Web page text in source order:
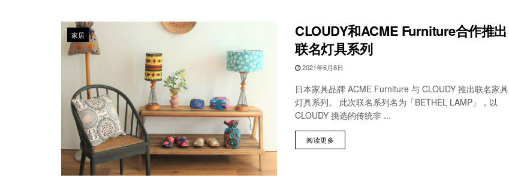
家居
CLOUDY和ACME Furniture合作推出
联名灯具系列
2021年6月8日
日本家具品牌 ACME Furniture 与 CLOUDY 推出联名家具
灯具系列。 此次联名系列名为「BETHEL LAMP」，以
CLOUDY 挑选的传统非 ...
阅读更多